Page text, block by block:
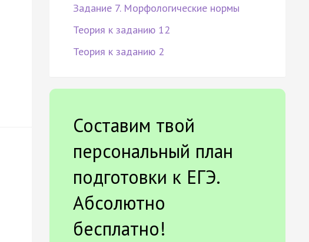
Задание 7. Морфологические нормы
Теория к заданию 12
Теория к заданию 2
Составим твой
персональный план
подготовки к ЕГЭ.
Абсолютно
бесплатно!